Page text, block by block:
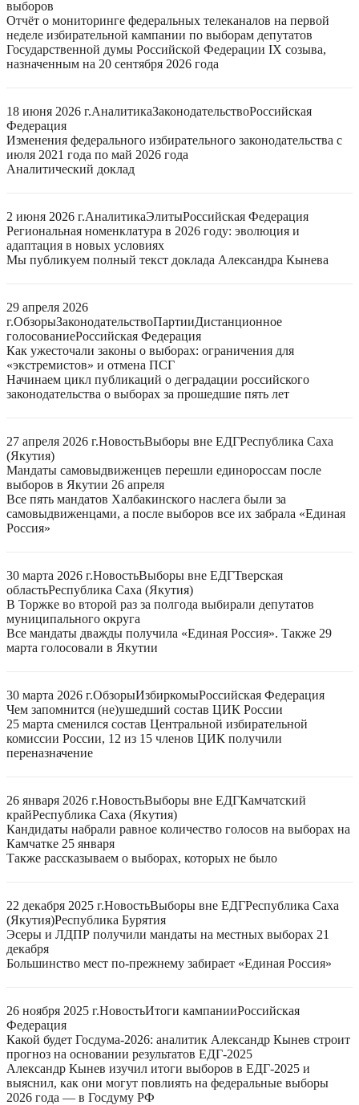
выборов
Отчёт о мониторинге федеральных телеканалов на первой
неделе избирательной кампании по выборам депутатов
Государственной думы Российской Федерации IX созыва,
назначенным на 20 сентября 2026 года
18 июня 2026 г.АналитикаЗаконодательствоРоссийская
Федерация
Изменения федерального избирательного законодательства с
июля 2021 года по май 2026 года
Аналитический доклад
2 июня 2026 г.АналитикаЭлитыРоссийская Федерация
Региональная номенклатура в 2026 году: эволюция и
адаптация в новых условиях
Мы публикуем полный текст доклада Александра Кынева
29 апреля 2026
г.ОбзорыЗаконодательствоПартииДистанционное
голосованиеРоссийская Федерация
Как ужесточали законы о выборах: ограничения для
«экстремистов» и отмена ПСГ
Начинаем цикл публикаций о деградации российского
законодательства о выборах за прошедшие пять лет
27 апреля 2026 г.НовостьВыборы вне ЕДГРеспублика Саха
(Якутия)
Мандаты самовыдвиженцев перешли единороссам после
выборов в Якутии 26 апреля
Все пять мандатов Халбакинского наслега были за
самовыдвиженцами, а после выборов все их забрала «Единая
Россия»
30 марта 2026 г.НовостьВыборы вне ЕДГТверская
областьРеспублика Саха (Якутия)
В Торжке во второй раз за полгода выбирали депутатов
муниципального округа
Все мандаты дважды получила «Единая Россия». Также 29
марта голосовали в Якутии
30 марта 2026 г.ОбзорыИзбиркомыРоссийская Федерация
Чем запомнится (не)ушедший состав ЦИК России
25 марта сменился состав Центральной избирательной
комиссии России, 12 из 15 членов ЦИК получили
переназначение
26 января 2026 г.НовостьВыборы вне ЕДГКамчатский
крайРеспублика Саха (Якутия)
Кандидаты набрали равное количество голосов на выборах на
Камчатке 25 января
Также рассказываем о выборах, которых не было
22 декабря 2025 г.НовостьВыборы вне ЕДГРеспублика Саха
(Якутия)Республика Бурятия
Эсеры и ЛДПР получили мандаты на местных выборах 21
декабря
Большинство мест по-прежнему забирает «Единая Россия»
26 ноября 2025 г.НовостьИтоги кампанииРоссийская
Федерация
Какой будет Госдума-2026: аналитик Александр Кынев строит
прогноз на основании результатов ЕДГ-2025
Александр Кынев изучил итоги выборов в ЕДГ-2025 и
выяснил, как они могут повлиять на федеральные выборы
2026 года — в Госдуму РФ